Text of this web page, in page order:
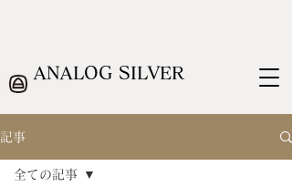
ANALOG SILVER
記事
全ての記事